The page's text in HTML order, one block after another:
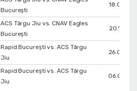
București
ACS Târgu Jiu vs. CNAV Eagles
București
Rapid București vs. ACS Târgu
Jiu
Rapid București vs. ACS Târgu
Jiu